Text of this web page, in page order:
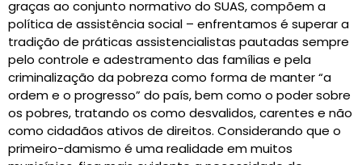
graças ao conjunto normativo do SUAS, compõem a
política de assistência social – enfrentamos é superar a
tradição de práticas assistencialistas pautadas sempre
pelo controle e adestramento das famílias e pela
criminalização da pobreza como forma de manter “a
ordem e o progresso” do país, bem como o poder sobre
os pobres, tratando os como desvalidos, carentes e não
como cidadãos ativos de direitos. Considerando que o
primeiro-damismo é uma realidade em muitos